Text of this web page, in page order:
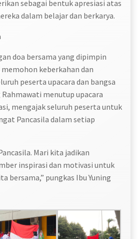
sebagai bentuk apresiasi atas
dalam belajar dan berkarya.
doa bersama yang dipimpin
keberkahan dan
peserta upacara dan bangsa
Rahmawati menutup upacara
mengajak seluruh peserta untuk
Pancasila dalam setiap
Mari kita jadikan
inspirasi dan motivasi untuk
bersama,” pungkas Ibu Yuning